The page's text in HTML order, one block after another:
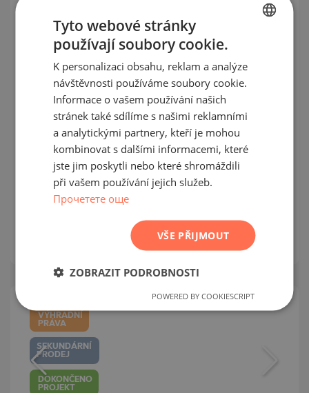
DOKONČENO
PROJEKT
Zařízené studio v luxusním SPA
komplexu Lucky Bansko
BANSKO / BLAGOEVGRAD / BULHARSKO
€ /// 1 214 €/m²
VÝHRADNÍ
PRÁVA
SEKUNDÁRNÍ
PRODEJ
DOKONČENO
PROJEKT
BULGARIAN
ENGLISH
GERMAN
FRENCH
POLISH
CZECH
Tyto webové stránky
používají soubory cookie.
K personalizaci obsahu, reklam a analýze
návštěvnosti používáme soubory cookie.
Informace o vašem používání našich
stránek také sdílíme s našimi reklamními
a analytickými partnery, kteří je mohou
kombinovat s dalšími informacemi, které
jste jim poskytli nebo které shromáždili
při vašem používání jejich služeb.
Прочетете още
VŠE PŘIJMOUT
ZOBRAZIT PODROBNOSTI
POWERED BY COOKIESCRIPT